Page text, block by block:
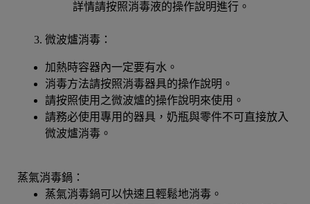
詳情請按照消毒液的操作說明進行。
微波爐消毒：
加熱時容器內一定要有水。
消毒方法請按照消毒器具的操作說明。
請按照使用之微波爐的操作說明來使用。
請務必使用專用的器具，奶瓶與零件不可直接放入
微波爐消毒。
蒸氣消毒鍋：
蒸氣消毒鍋可以快速且輕鬆地消毒。